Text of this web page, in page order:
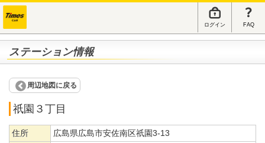
ログイン FAQ
ステーション情報
周辺地図に戻る
祇園３丁目
住所 広島県広島市安佐南区祇園3-13